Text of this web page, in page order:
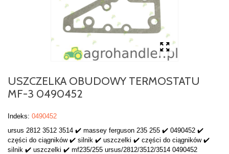
USZCZELKA OBUDOWY TERMOSTATU
MF-3 0490452
Indeks: 0490452
ursus 2812 3512 3514 ✔️ massey ferguson 235 255 ✔️ 0490452 ✔️
części do ciągników ✔️ silnik ✔️ uszczelki ✔️ części do ciągników ✔️
silnik ✔️ uszczelki ✔️ mf235/255 ursus/2812/3512/3514 0490452